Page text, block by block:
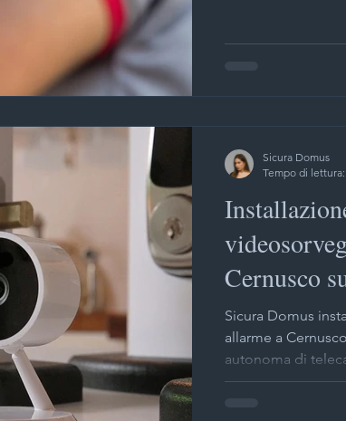
Cernusco
Sicura Domus
allarme a
autonoma di
Sicura Domus
Tempo di